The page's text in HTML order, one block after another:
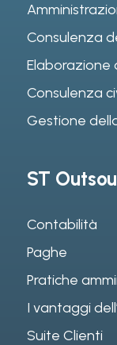
Consulenza
Elaborazione
Consulenza
Gestione
ST
Contabilità
Paghe
Pratiche
I vantaggi
Suite Clienti